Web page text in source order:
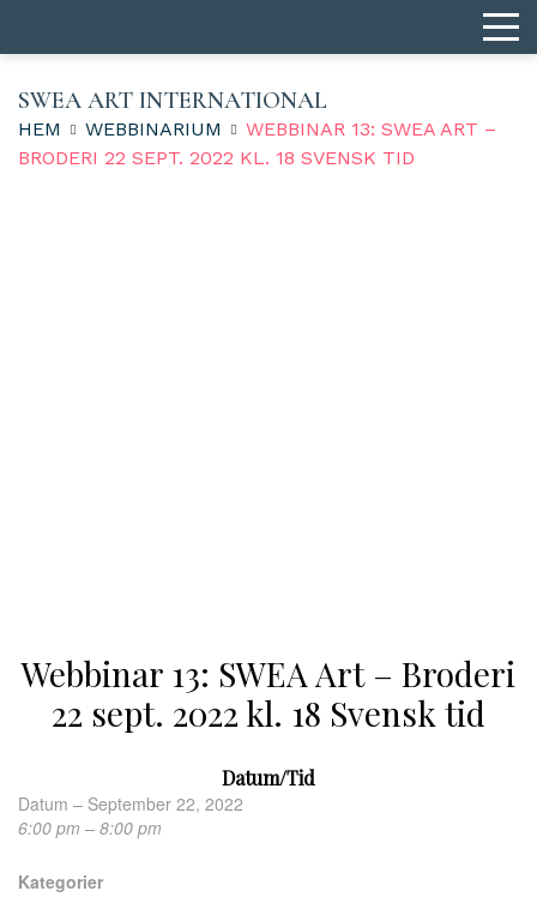
SWEA ART INTERNATIONAL
HEM WEBBINARIUM
WEBBINAR 13: SWEA ART –
BRODERI 22 SEPT. 2022 KL. 18 SVENSK TID
Webbinar 13: SWEA Art – Broderi
22 sept. 2022 kl. 18 Svensk tid
Datum/Tid
Datum – September 22, 2022
6:00 pm – 8:00 pm
Kategorier